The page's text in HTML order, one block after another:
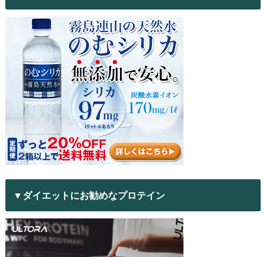
▼ダイエットにお勧めなプロテイン